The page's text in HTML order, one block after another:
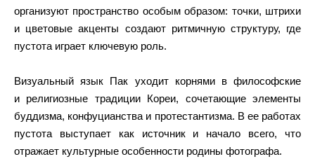
организуют пространство особым образом: точки, штрихи
и цветовые акценты создают ритмичную структуру, где
пустота играет ключевую роль.
Визуальный язык Пак уходит корнями в философские
и религиозные традиции Кореи, сочетающие элементы
буддизма, конфуцианства и протестантизма. В ее работах
пустота выступает как источник и начало всего, что
отражает культурные особенности родины фотографа.